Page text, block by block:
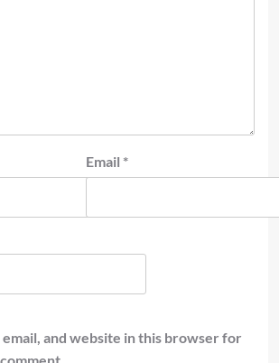
Email *
email, and website in this browser for